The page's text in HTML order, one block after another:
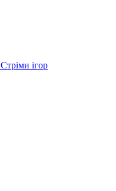
Стріми ігор